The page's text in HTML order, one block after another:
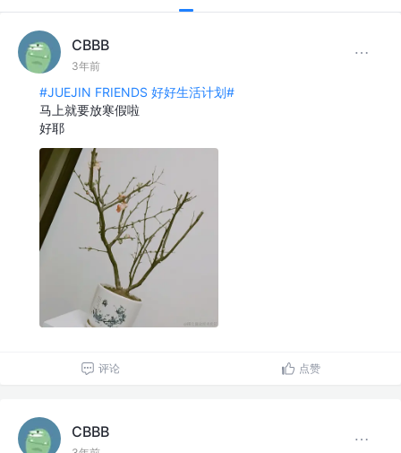
CBBB
3年前
#JUEJIN FRIENDS 好好生活计划#
马上就要放寒假啦
好耶
评论 点赞
CBBB